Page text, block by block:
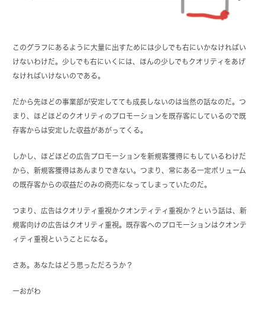
このグラフにあるように大量に出すためには少しでも右にいかなければい
けないわけだ。少しでも右にいくには、ほんの少しでもクオリティをあげ
なければいけないのである。
だから先ほどの事業部が安定してても成長しないのは当然の話なのだ。つ
まり、ほどほどのクオリティのプロモーションを既存客にしているので既
存客からは安定した収益があがってくる。
しかし、ほどほどの広告プロモーションを新規客獲得にもしているわけだ
から、新規客獲得はあんまりできない。つまり、常にある一定ボリューム
の既存客からの収益だのみの商売になってしまっていたのだ。
つまり、広告はクオリティ重視かクオンティティ重視か？という話は、新
規客向けの広告はクオリティ重視。既存客へのプロモーションはクオンテ
ィティ重視ということになる。
さあ。あなたはどう思っただろうか？
ーおがわ